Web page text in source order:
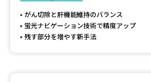
留学・進学関連、塾・予備校
大学入学
内」の請求
がん切除と肝機能維持のバランス
蛍光ナビゲーション技術で精度アップ
残す部分を増やす新手法